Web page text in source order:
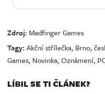
Zdroj: Madfinger Games
Tagy:Akční střílečka, Brno,
Games, Novinka,Oznámení,
LÍBIL SE TI ČLÁNEK?